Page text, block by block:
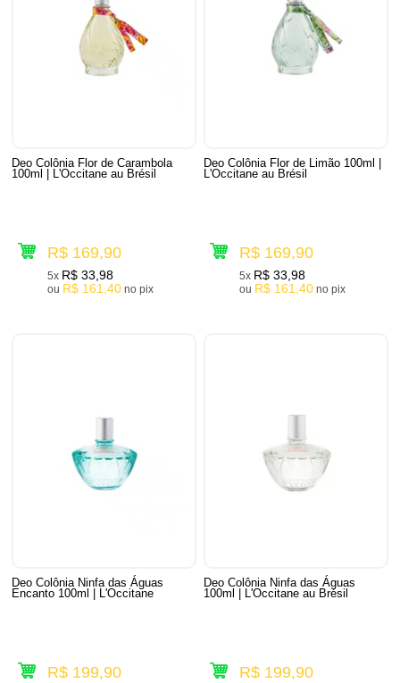
Deo Colônia Flor de Carambola
100ml | L'Occitane au Brésil
R$ 169,90
5x R$ 33,98
ou R$ 161,40 no pix
Deo Colônia Flor de Limão 100ml |
L'Occitane au Brésil
R$ 169,90
5x R$ 33,98
ou R$ 161,40 no pix
Deo Colônia Ninfa das Águas
Encanto 100ml | L'Occitane
R$ 199,90
Deo Colônia Ninfa das Águas
100ml | L'Occitane au Brésil
R$ 199,90